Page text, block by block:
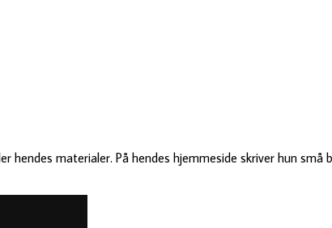
hendes materialer. På hendes hjemmeside skriver hun